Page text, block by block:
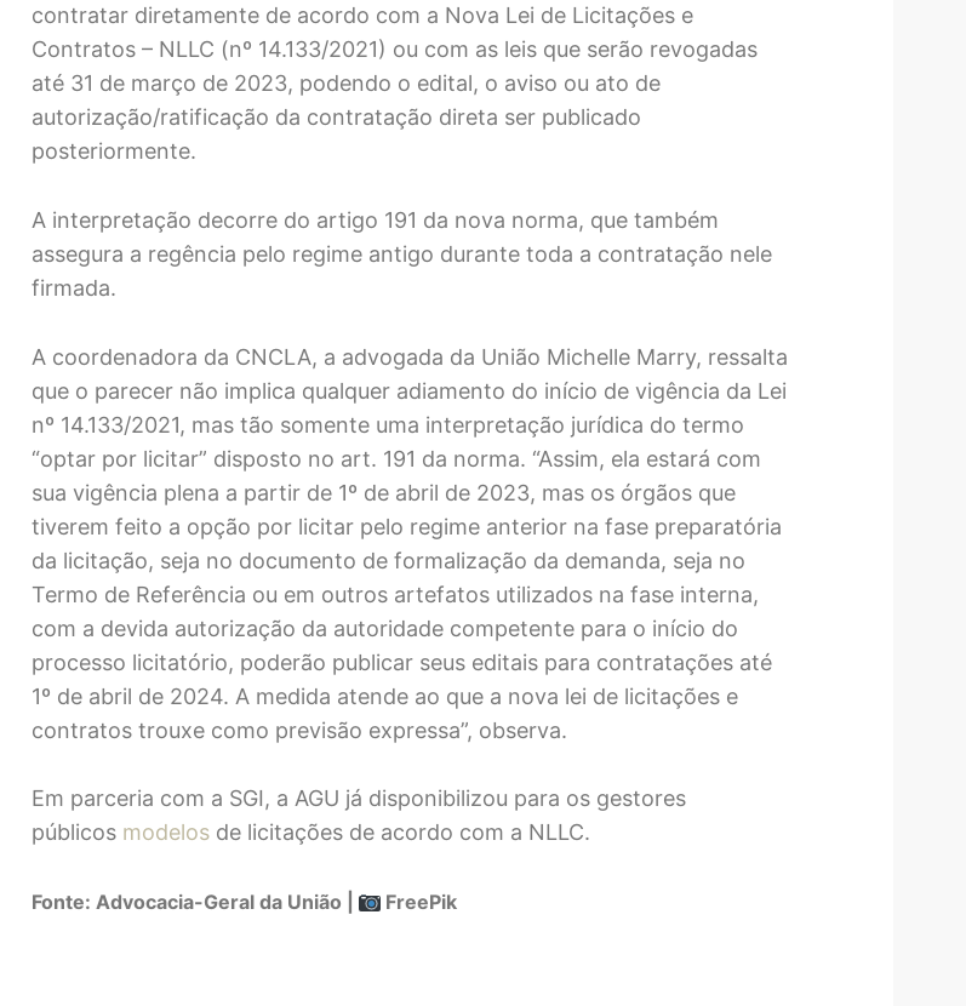
contratar diretamente de acordo com a Nova Lei de Licitações e
Contratos – NLLC (nº 14.133/2021) ou com as leis que serão revogadas
até 31 de março de 2023, podendo o edital, o aviso ou ato de
autorização/ratificação da contratação direta ser publicado
posteriormente.
A interpretação decorre do artigo 191 da nova norma, que também
assegura a regência pelo regime antigo durante toda a contratação nele
firmada.
A coordenadora da CNCLA, a advogada da União Michelle Marry, ressalta
que o parecer não implica qualquer adiamento do início de vigência da Lei
nº 14.133/2021, mas tão somente uma interpretação jurídica do termo
“optar por licitar” disposto no art. 191 da norma. “Assim, ela estará com
sua vigência plena a partir de 1º de abril de 2023, mas os órgãos que
tiverem feito a opção por licitar pelo regime anterior na fase preparatória
da licitação, seja no documento de formalização da demanda, seja no
Termo de Referência ou em outros artefatos utilizados na fase interna,
com a devida autorização da autoridade competente para o início do
processo licitatório, poderão publicar seus editais para contratações até
1º de abril de 2024. A medida atende ao que a nova lei de licitações e
contratos trouxe como previsão expressa”, observa.
Em parceria com a SGI, a AGU já disponibilizou para os gestores
públicos modelos de licitações de acordo com a NLLC.
Fonte: Advocacia-Geral da União | FreePik